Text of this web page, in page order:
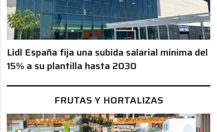
Lidl España fija una subida salarial mínima del
15% a su plantilla hasta 2030
FRUTAS Y HORTALIZAS